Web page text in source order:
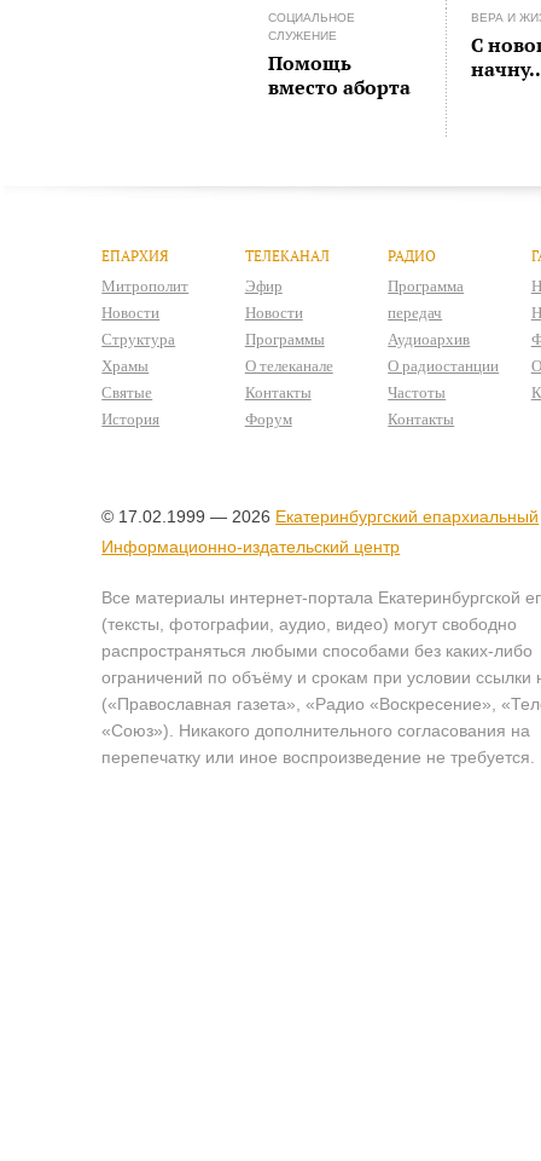
СОЦИАЛЬНОЕ
СЛУЖЕНИЕ
Помощь
вместо аборта
ВЕРА И
С
ЕПАРХИЯ
Митрополит
Новости
Структура
Храмы
Святые
История
ТЕЛЕКАНАЛ
Эфир
Новости
Программы
О телеканале
Контакты
Форум
РАДИО
Программа
передач
Аудиоархив
О радиостанции
Частоты
Контакты
© 17.02.1999 — 2026 Екатеринбургский епархиальный
Информационно-издательский центр
Все материалы интернет-портала Екатеринбургской
(тексты, фотографии, аудио, видео) могут свободно
распространяться любыми способами без каких-либо
ограничений по объёму и срокам при условии ссылки
(«Православная газета», «Радио «Воскресение»,
«Союз»). Никакого дополнительного согласования на
перепечатку или иное воспроизведение не требуется.